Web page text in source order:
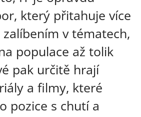
který přitahuje více
v tématech,
populace až tolik
pak určitě hrají
a filmy, které
pozice s chutí a